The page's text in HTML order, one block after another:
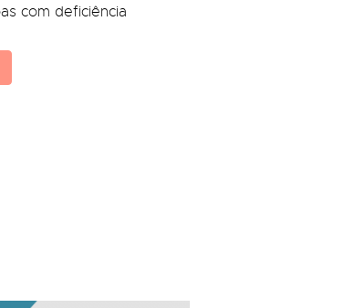
com deficiência